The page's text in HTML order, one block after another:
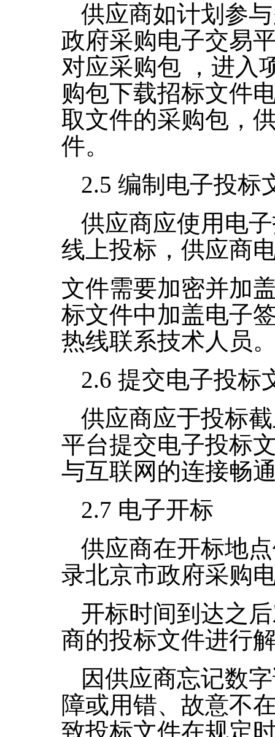
供应商如计划参
政府采购电子交易
对应采购包 ，进入
购包下载招标文件
取文件的采购包，
件。
2.5 编制电子投标
供应商应使用电
线上投标，供应商
文件需要加密并加
标文件中加盖电子
热线联系技术人员
2.6 提交电子投标
供应商应于投标
平台提交电子投标
与互联网的连接畅
2.7 电子开标
供应商在开标地
录北京市政府采购
开标时间到达之
商的投标文件进行
因供应商忘记数
障或用错、故意不
致投标文件在规定